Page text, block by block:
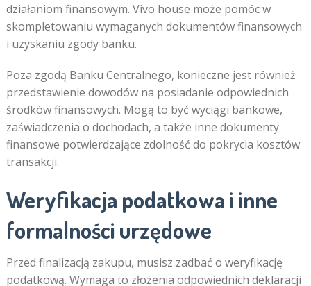
działaniom finansowym. Vivo house może pomóc w
skompletowaniu wymaganych dokumentów finansowych
i uzyskaniu zgody banku.
Poza zgodą Banku Centralnego, konieczne jest również
przedstawienie dowodów na posiadanie odpowiednich
środków finansowych. Mogą to być wyciągi bankowe,
zaświadczenia o dochodach, a także inne dokumenty
finansowe potwierdzające zdolność do pokrycia kosztów
transakcji.
Weryfikacja podatkowa i inne
formalności urzędowe
Przed finalizacją zakupu, musisz zadbać o weryfikację
podatkową. Wymaga to złożenia odpowiednich deklaracji